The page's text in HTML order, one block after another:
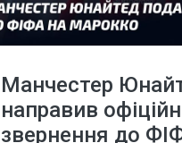
Манчестер
направив
звернення до